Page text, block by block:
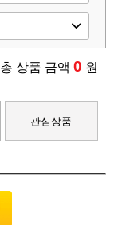
총 상품 금액 0 원
관심상품